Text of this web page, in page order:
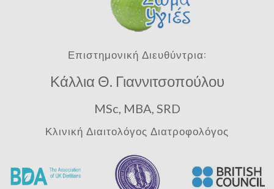
Επιστημονική Διευθύντρια:
Κάλλια Θ. Γιαννιτσοπούλου
MSc, MBA, SRD
Κλινική Διαιτολόγος Διατροφολόγος